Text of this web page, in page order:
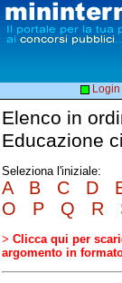
Login
Elenco in
Educazione
Seleziona l'iniziale:
A B C D
O
P Q R
> Clicca qui per
argomento in